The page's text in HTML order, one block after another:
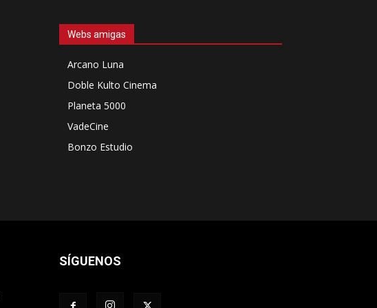
Webs amigas
Arcano Luna
Doble Kulto Cinema
Planeta 5000
VadeCine
Bonzo Estudio
SÍGUENOS